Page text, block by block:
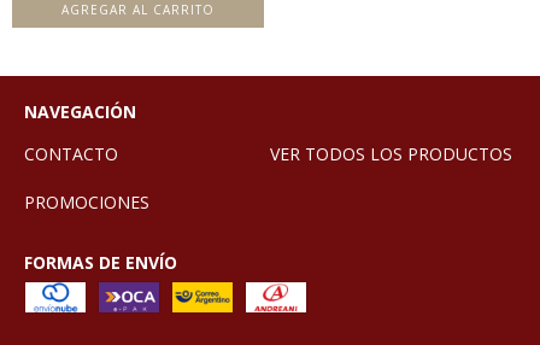
AGREGAR AL CARRITO
NAVEGACIÓN
CONTACTO
VER TODOS LOS PRODUCTOS
PROMOCIONES
FORMAS DE ENVÍO